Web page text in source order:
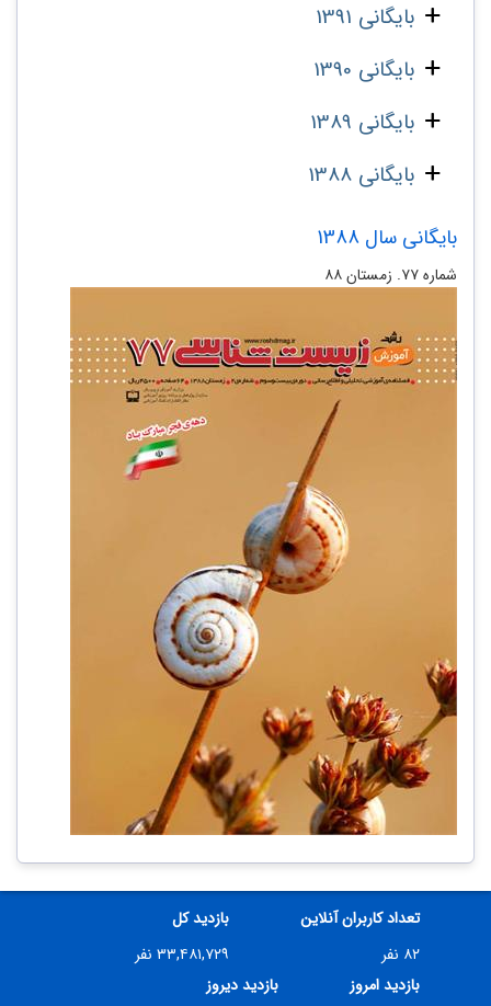
بایگانی 1391
بایگانی 1390
بایگانی 1389
بایگانی 1388
بایگانی سال 1388
شماره‌ ۷۷. زمستان ۸۸
تعداد کاربران آنلاین
۸۲ نفر
بازدید کل
۳۳,۴۸۱,۷۲۹ نفر
بازدید امروز
بازدید دیروز